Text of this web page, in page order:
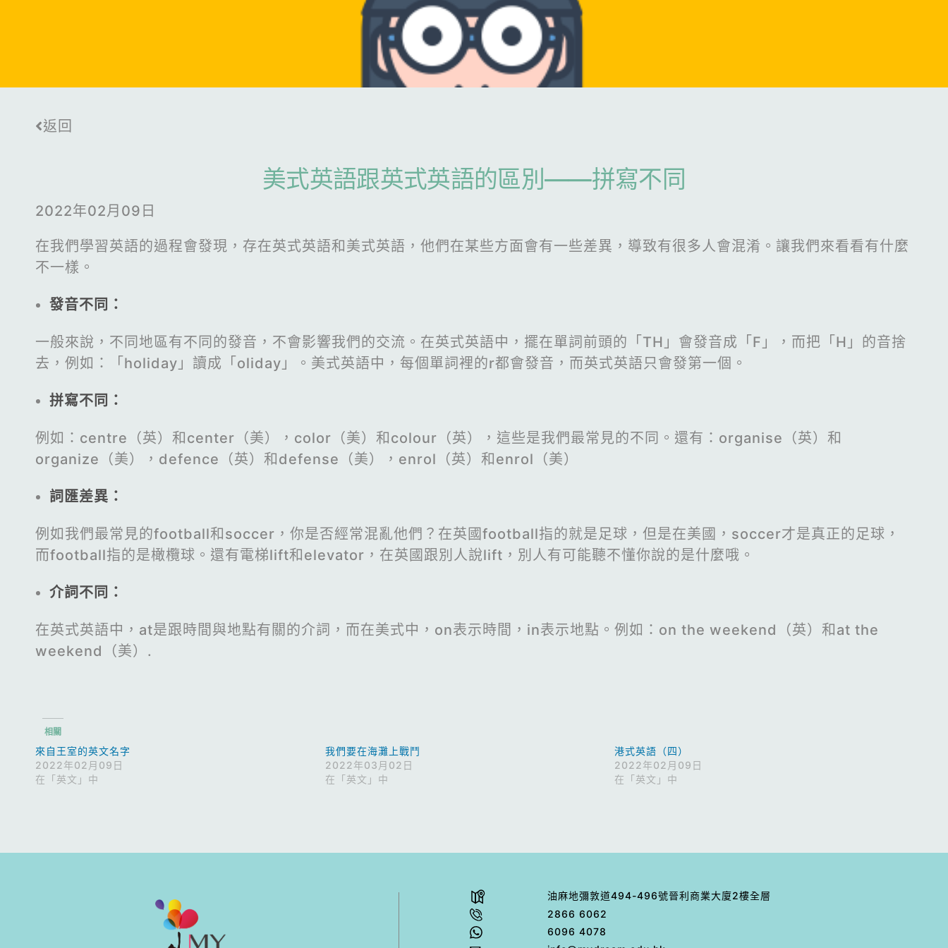
返回
美式英語跟英式英語的區別——拼寫不同
2022年02月09日
在我們學習英語的過程會發現，存在英式英語和美式英語，他們在某些方面會有一些差異，導致有很多人會混淆。讓我們來看看有什麼
不一樣。
發音不同：
一般來說，不同地區有不同的發音，不會影響我們的交流。在英式英語中，擺在單詞前頭的「TH」會發音成「F」，而把「H」的音捨
去，例如：「holiday」讀成「oliday」。美式英語中，每個單詞裡的r都會發音，而英式英語只會發第一個。
拼寫不同：
例如：centre（英）和center（美），color（美）和colour（英），這些是我們最常見的不同。還有：organise（英）和
organize（美），defence（英）和defense（美），enrol（英）和enrol（美）
詞匯差異：
例如我們最常見的football和soccer，你是否經常混亂他們？在英國football指的就是足球，但是在美國，soccer才是真正的足球，
而football指的是橄欖球。還有電梯lift和elevator，在英國跟別人說lift，別人有可能聽不懂你說的是什麼哦。
介詞不同：
在英式英語中，at是跟時間與地點有關的介詞，而在美式中，on表示時間，in表示地點。例如：on the weekend（英）和at the
weekend（美）.
相關
來自王室的英文名字
2022年02月09日
在「英文」中
我們要在海灘上戰鬥
2022年03月02日
在「英文」中
港式英語（四）
2022年02月09日
在「英文」中
油⿇地彌敦道494-496號晉利商業⼤廈2樓全層
2866 6062
6096 4078